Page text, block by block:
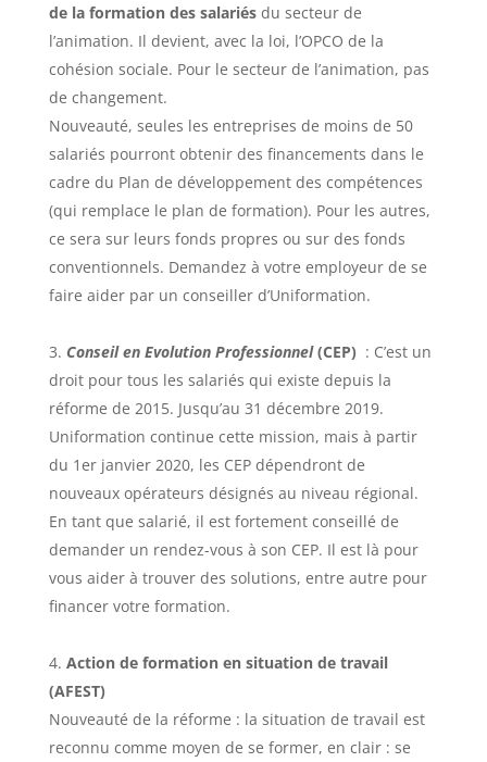
de la formation des salariésdu secteur de
l’animation. Il devient, avec la loi, l’OPCO de la
cohésion sociale. Pour le secteur de l’animation, pas
de changement.
Nouveauté, seules les entreprises de moins de 50
salariés pourront obtenir des financements dans le
cadre du Plan de développement des compétences
(qui remplace le plan de formation). Pour les autres,
ce sera sur leurs fonds propres ou sur des fonds
conventionnels. Demandez à votre employeur de se
faire aider par un conseiller d’Uniformation.
Conseil en Evolution Professionnel(CEP) : C’est un
droit pour tous les salariés qui existe depuis la
réforme de 2015. Jusqu’au 31 décembre 2019.
Uniformation continue cette mission, mais à partir
du 1er janvier 2020, les CEP dépendront de
nouveaux opérateurs désignés au niveau régional.
En tant que salarié, il est fortement conseillé de
demander un rendez-vous à son CEP. Il est là pour
vous aider à trouver des solutions, entre autre pour
financer votre formation.
Action de formation en situation de travail
(AFEST)
Nouveauté de la réforme : la situation de travail est
reconnu comme moyen de se former, en clair : se